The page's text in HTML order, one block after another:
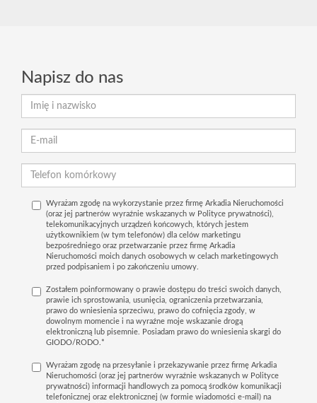
Napisz do nas
Wyrażam zgodę na wykorzystanie przez firmę Arkadia Nieruchomości
(oraz jej partnerów wyraźnie wskazanych w Polityce prywatności),
telekomunikacyjnych urządzeń końcowych, których jestem
użytkownikiem (w tym telefonów) dla celów marketingu
bezpośredniego oraz przetwarzanie przez firmę Arkadia
Nieruchomości moich danych osobowych w celach marketingowych
przed podpisaniem i po zakończeniu umowy.
Zostałem poinformowany o prawie dostępu do treści swoich danych,
prawie ich sprostowania, usunięcia, ograniczenia przetwarzania,
prawo do wniesienia sprzeciwu, prawo do cofnięcia zgody, w
dowolnym momencie i na wyraźne moje wskazanie drogą
elektroniczną lub pisemnie. Posiadam prawo do wniesienia skargi do
GIODO/RODO.*
Wyrażam zgodę na przesyłanie i przekazywanie przez firmę Arkadia
Nieruchomości (oraz jej partnerów wyraźnie wskazanych w Polityce
prywatności) informacji handlowych za pomocą środków komunikacji
telefonicznej oraz elektronicznej (w formie wiadomości e-mail) na